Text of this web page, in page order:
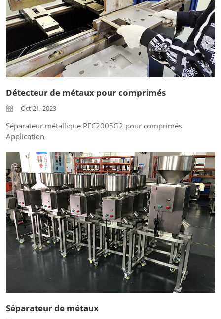
Détecteur de métaux pour comprimés
Oct 21, 2023
Séparateur métallique PEC2005G2 pour comprimés
Application
comprimés, capsules, etc.
Caractéristiques du produit
1. La vitesse de traitement peut atteindre environ 15000
granulés par minute
2. Il peut traiter une variété de catégories...
Séparateur de métaux